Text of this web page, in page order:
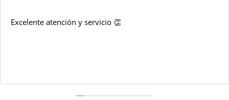
Excelente atención y servicio 👏